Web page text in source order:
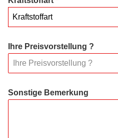
Kraftstoffart
Ihre Preisvorstellung ?
Sonstige Bemerkung